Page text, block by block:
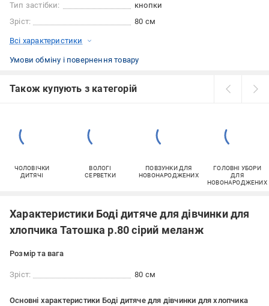
Тип застібки:
кнопки
Зріст:
80 см
Всі характеристики
Умови обміну і повернення товару
Також купують з категорій
ЧОЛОВІЧКИ
ДИТЯЧІ
ВОЛОГІ
СЕРВЕТКИ
ПОВЗУНКИ ДЛЯ
НОВОНАРОДЖЕНИХ
ГОЛОВНІ УБОРИ
ДЛЯ
НОВОНАРОДЖЕНИХ
Характеристики Боді дитяче для дівчинки для
хлопчика Татошка р.80 сірий меланж
Розмір та вага
Зріст: 80 см
Основні характеристики Боді дитяче для дівчинки для хлопчика